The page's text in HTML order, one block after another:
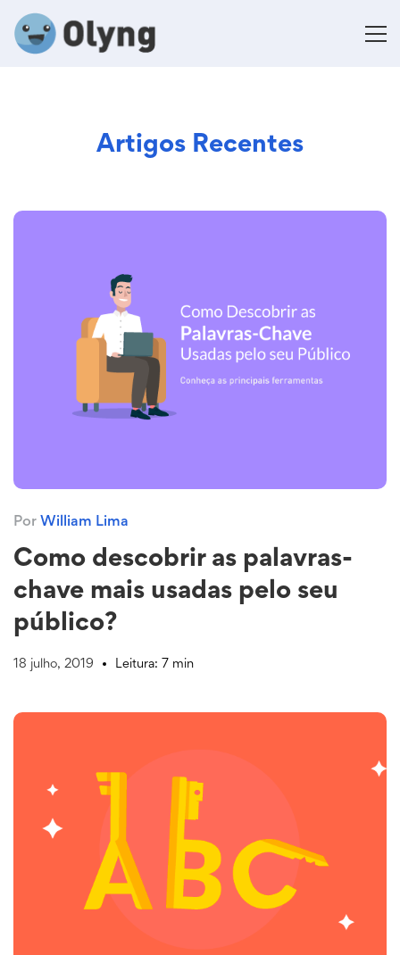
Artigos Recentes
Por William Lima
Como descobrir as palavras-
chave mais usadas pelo seu
público?
18 julho, 2019 Leitura: 7 min